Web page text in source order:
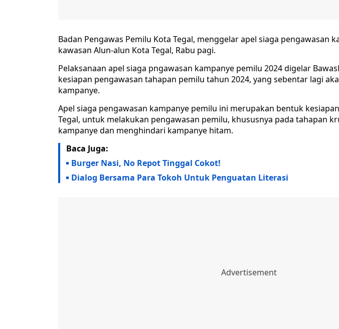
Badan Pengawas Pemilu Kota Tegal, menggelar apel siaga pengawasan
kawasan Alun-alun Kota Tegal, Rabu pagi.
Pelaksanaan apel siaga pngawasan kampanye pemilu 2024 digelar
kesiapan pengawasan tahapan pemilu tahun 2024, yang sebentar lagi
kampanye.
Apel siaga pengawasan kampanye pemilu ini merupakan bentuk
Tegal, untuk melakukan pengawasan pemilu, khususnya pada tahapan
kampanye dan menghindari kampanye hitam.
Baca Juga:
Burger Nasi, No Repot Tinggal Cokot!
Dialog Bersama Para Tokoh Untuk Penguatan Literasi